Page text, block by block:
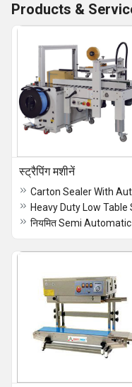
Products &
स्ट्रैपिंग मशीनें